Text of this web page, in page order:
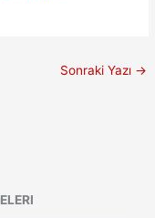
Sonraki Yazı →